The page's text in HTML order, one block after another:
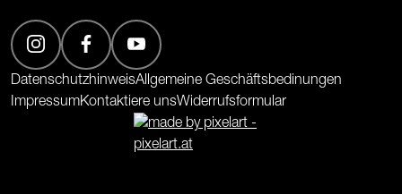
DatenschutzhinweisAllgemeine Geschäftsbedinungen
ImpressumKontaktiere unsWiderrufsformular
(Öffnet in neuem Tab)
(Öffnet in neuem Tab)
(Öffnet in neuem Tab)